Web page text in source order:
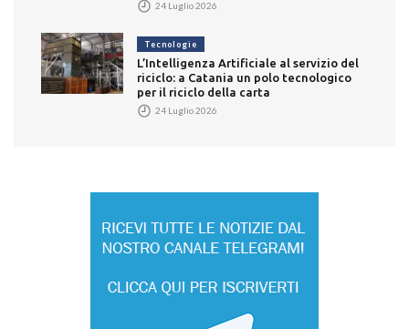
24 Luglio 2026
Tecnologie
L’Intelligenza Artificiale al servizio del
riciclo: a Catania un polo tecnologico
per il riciclo della carta
24 Luglio 2026